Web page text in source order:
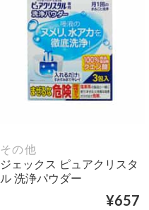
その他
ジェックス ピュアクリスタ
ル 洗浄パウダー
¥657